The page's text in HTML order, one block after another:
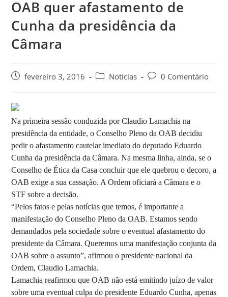
OAB quer afastamento de
Cunha da presidência da
Câmara
fevereiro 3, 2016 Noticias 0 Comentário
Na primeira sessão conduzida por Claudio Lamachia na
presidência da entidade, o Conselho Pleno da OAB decidiu
pedir o afastamento cautelar imediato do deputado Eduardo
Cunha da presidência da Câmara. Na mesma linha, ainda, se o
Conselho de Ética da Casa concluir que ele quebrou o decoro, a
OAB exige a sua cassação. A Ordem oficiará a Câmara e o
STF sobre a decisão.
“Pelos fatos e pelas notícias que temos, é importante a
manifestação do Conselho Pleno da OAB. Estamos sendo
demandados pela sociedade sobre o eventual afastamento do
presidente da Câmara. Queremos uma manifestação conjunta da
OAB sobre o assunto”, afirmou o presidente nacional da
Ordem, Claudio Lamachia.
Lamachia reafirmou que OAB não está emitindo juízo de valor
sobre uma eventual culpa do presidente Eduardo Cunha, apenas